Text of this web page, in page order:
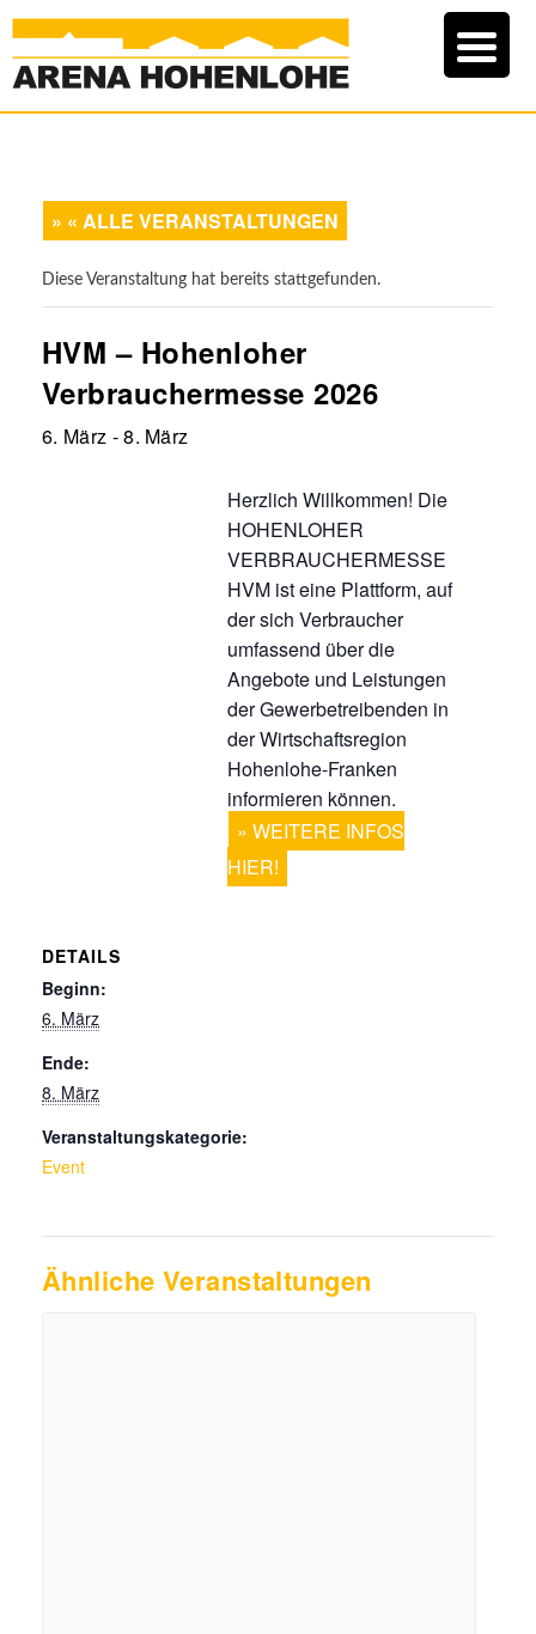
« ALLE VERANSTALTUNGEN
Diese Veranstaltung hat bereits stattgefunden.
HVM – Hohenloher
Verbrauchermesse 2026
6. März -8. März
Herzlich Willkommen! Die
HOHENLOHER
VERBRAUCHERMESSE
HVM ist eine Plattform, auf
der sich Verbraucher
umfassend über die
Angebote und Leistungen
der Gewerbetreibenden in
der Wirtschaftsregion
Hohenlohe-Franken
informieren können.
WEITERE INFOS
HIER!
DETAILS
Beginn:
6. März
Ende:
8. März
Veranstaltungskategorie:
Event
Ähnliche Veranstaltungen